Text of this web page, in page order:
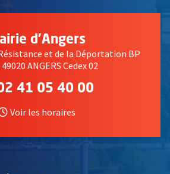
d'Angers
et de la Déportation BP
ANGERS Cedex 02
41 05 40 00
Voir les horaires